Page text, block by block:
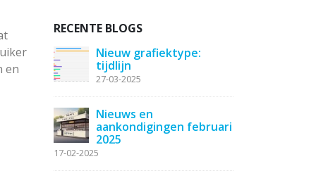
en
RECENTE BLOGS
en tot
Nieuw grafiektype:
tijdlijn
27-03-2025
Nieuws en
aankondigingen februari
2025
17-02-2025